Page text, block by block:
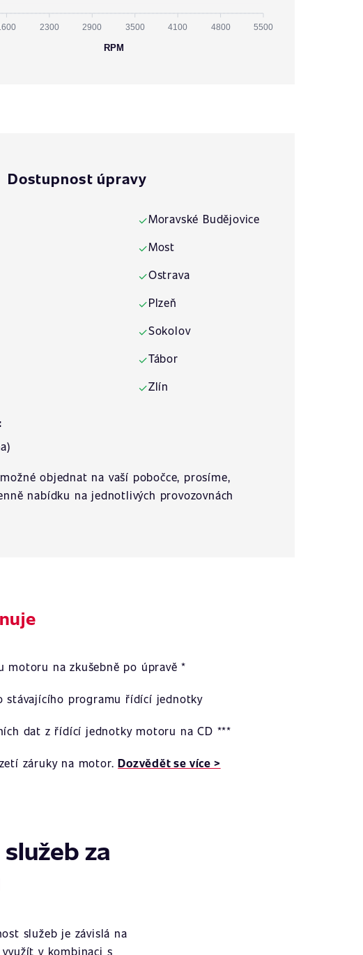
2300 2900 3500 4100 4800 5500
RPM
Dostupnost úpravy
✓Moravské Budějovice
✓Most
✓Ostrava
✓Plzeň
✓Sokolov
✓Tábor
✓Zlín
objednat na vaší pobočce, prosíme,
nabídku na jednotlivých provozovnách
motoru na zkušebně po úpravě *
stávajícího programu řídící jednotky
dat z řídící jednotky motoru na CD ***
záruky na motor.Dozvědět se více >
za
služeb je závislá na
využít v kombinaci s